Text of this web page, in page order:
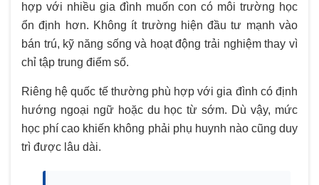
hợp với nhiều gia đình muốn con có môi trường học
ổn định hơn. Không ít trường hiện đầu tư mạnh vào
bán trú, kỹ năng sống và hoạt động trải nghiệm thay vì
chỉ tập trung điểm số.
Riêng hệ quốc tế thường phù hợp với gia đình có định
hướng ngoại ngữ hoặc du học từ sớm. Dù vậy, mức
học phí cao khiến không phải phụ huynh nào cũng duy
trì được lâu dài.